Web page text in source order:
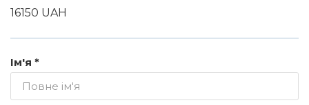
16150 UAH
Ім'я *